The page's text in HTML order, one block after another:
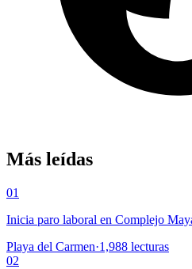
Más leídas
01
Inicia paro laboral en Complejo
Playa del Carmen·1,988 lecturas
02